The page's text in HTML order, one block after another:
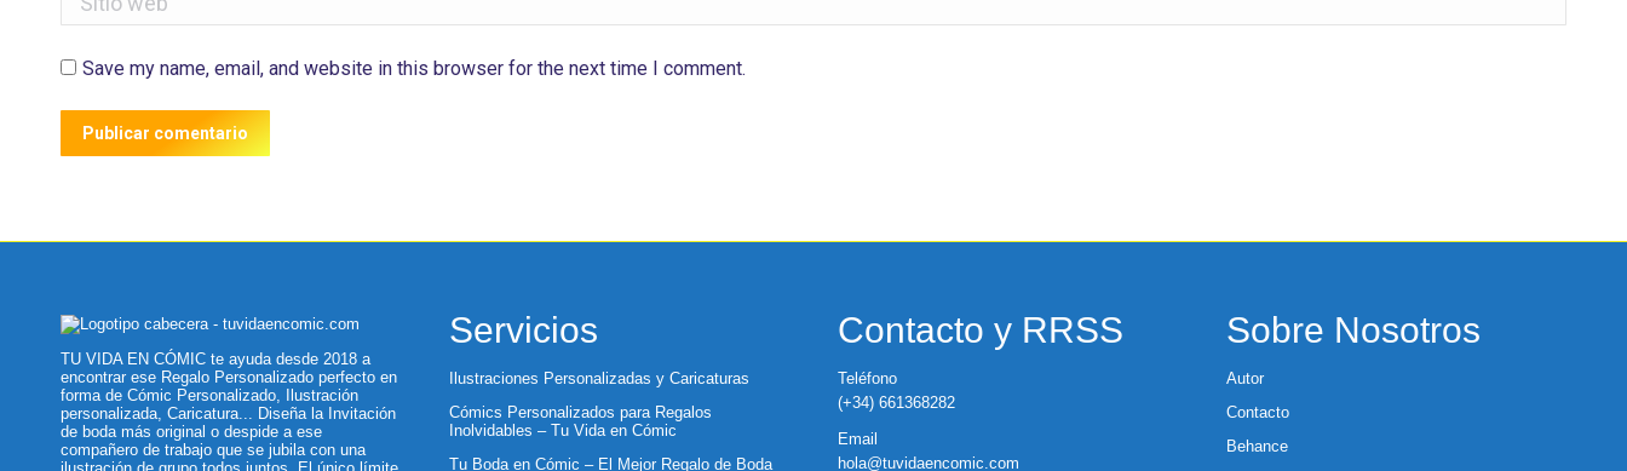
Save my name, email, and website in this browser for the next time I comment.
Publicar comentario
TU VIDA EN CÓMIC te ayuda desde 2018 a
encontrar ese Regalo Personalizado perfecto en
forma de Cómic Personalizado, Ilustración
personalizada, Caricatura... Diseña la Invitación
de boda más original o despide a ese
compañero de trabajo que se jubila con una
Servicios
Ilustraciones Personalizadas y Caricaturas
Cómics Personalizados para Regalos
Inolvidables – Tu Vida en Cómic
Tu Boda en Cómic – El Mejor Regalo de Boda
Contacto y RRSS
Teléfono
(+34) 661368282
Email
hola@tuvidaencomic.com
Sobre Nosotros
Autor
Contacto
Behance